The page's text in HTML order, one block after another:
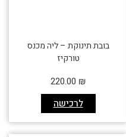
בובת תינוקת – ליה מכנס
טורקיז
לרכישה
220.00 ₪